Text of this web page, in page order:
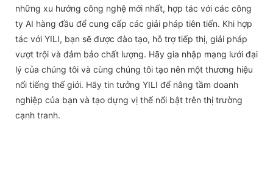
những xu hướng công nghệ mới nhất, hợp tác với các công
ty AI hàng đầu để cung cấp các giải pháp tiên tiến. Khi hợp
tác với YILI, bạn sẽ được đào tạo, hỗ trợ tiếp thị, giải pháp
vượt trội và đảm bảo chất lượng. Hãy gia nhập mạng lưới đại
lý của chúng tôi và cùng chúng tôi tạo nên một thương hiệu
nổi tiếng thế giới. Hãy tin tưởng YILI để nâng tầm doanh
nghiệp của bạn và tạo dựng vị thế nổi bật trên thị trường
cạnh tranh.